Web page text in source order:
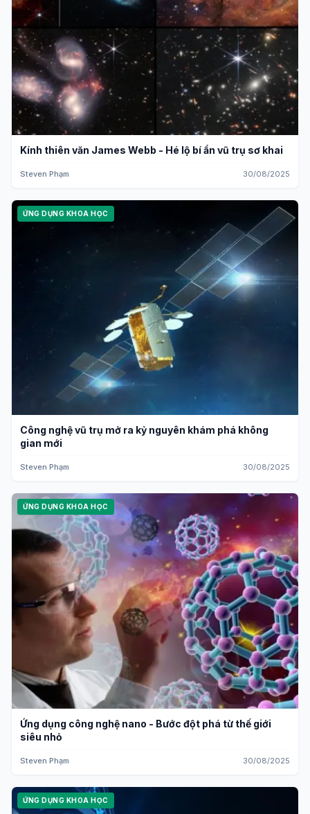
Kính thiên văn James Webb - Hé lộ bí ẩn vũ trụ sơ khai
Steven Phạm 30/08/2025
ỨNG DỤNG KHOA HỌC
Công nghệ vũ trụ mở ra kỷ nguyên khám phá không
gian mới
Steven Phạm 30/08/2025
ỨNG DỤNG KHOA HỌC
Ứng dụng công nghệ nano - Bước đột phá từ thế giới
siêu nhỏ
Steven Phạm 30/08/2025
ỨNG DỤNG KHOA HỌC